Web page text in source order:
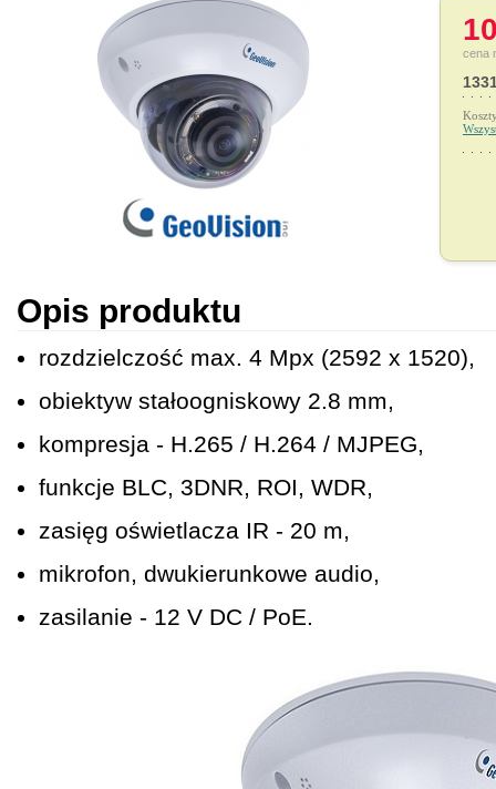
cena
Opis produktu
rozdzielczość max. 4 Mpx (2592 x 1520),
obiektyw stałoogniskowy 2.8 mm,
kompresja - H.265 / H.264 / MJPEG,
funkcje BLC, 3DNR, ROI, WDR,
zasięg oświetlacza IR - 20 m,
mikrofon, dwukierunkowe audio,
zasilanie - 12 V DC / PoE.